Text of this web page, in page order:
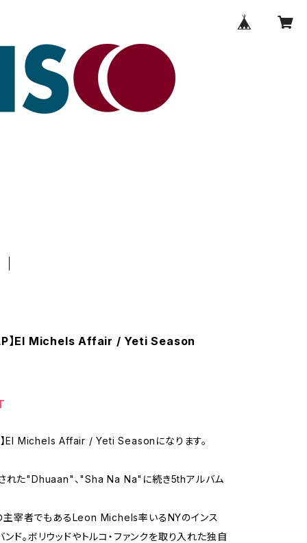
】El Michels Affair / Yeti Season
】El Michels Affair / Yeti Seasonになります。
れた"Dhuaan"、"Sha Na Na"に続き5thアルバム
宰者でもあるLeon Michels率いるNYのインス
ンド。ボリウッドやトルコ・ファンクを取り入れた独自